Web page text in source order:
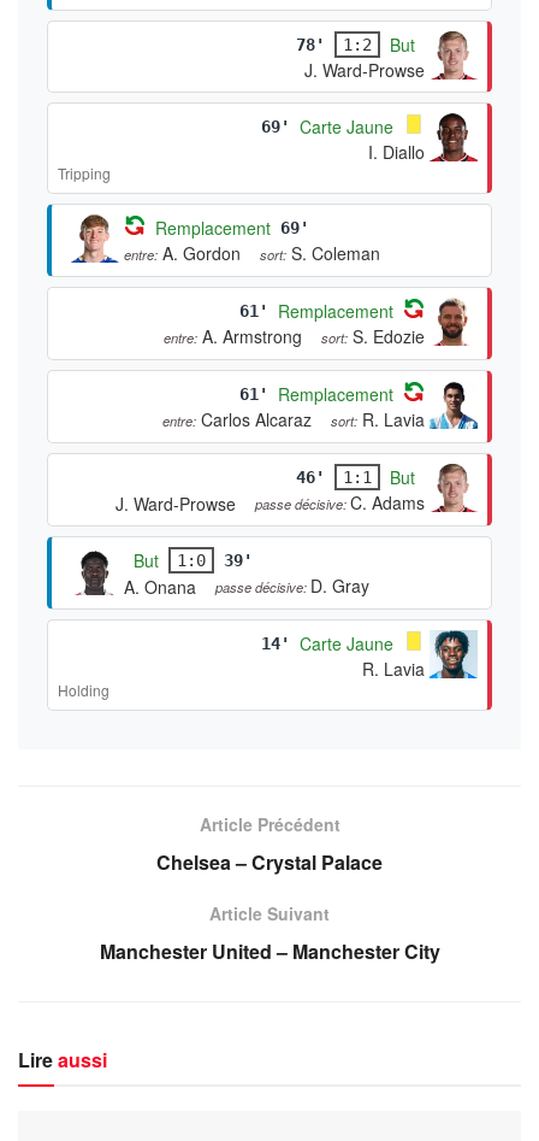
78' 1:2
But
J. Ward-Prowse
69'
Carte Jaune
I. Diallo
Tripping
Remplacement 69'
entre: A. Gordon sort: S. Coleman
61' Remplacement
entre: A. Armstrong sort: S. Edozie
61' Remplacement
entre: Carlos Alcaraz sort: R. Lavia
46' 1:1
But
J. Ward-Prowse
passe décisive:C. Adams
But 1:0 39'
A. Onana passe décisive: D. Gray
14'
Carte Jaune
R. Lavia
Holding
Article Précédent
Chelsea – Crystal Palace
Article Suivant
Manchester United – Manchester City
Lireaussi